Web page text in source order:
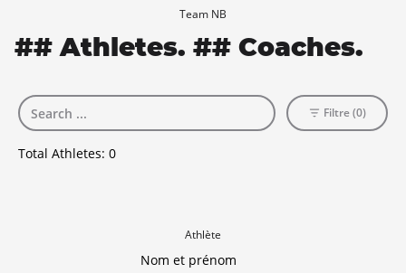
Team NB
## Athletes. ## Coaches.
Total Athletes: 0
Filtre (0)
Athlète
Nom et prénom